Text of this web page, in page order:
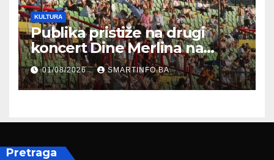
KULTURA
Publika pristiže na drugi
koncert Dine Merlina na
Koševu
01/08/2026 SMARTINFO.BA
Pretraga